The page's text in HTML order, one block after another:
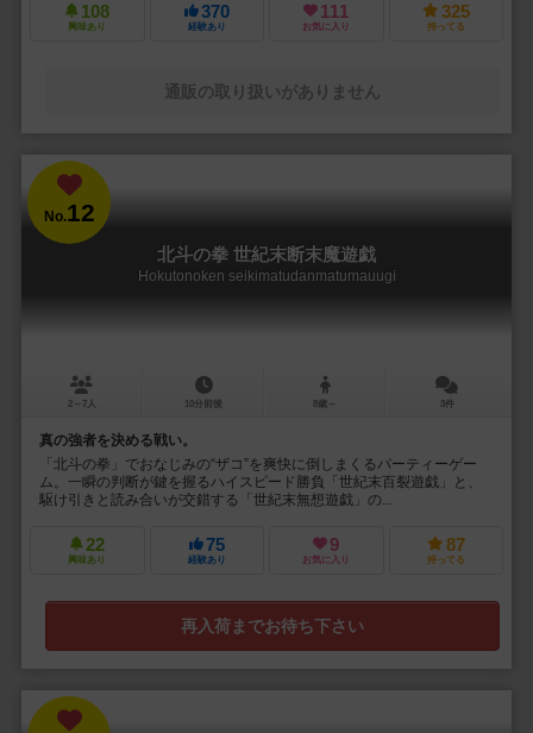
108
興味あり
370
経験あり
111
お気に入り
325
持ってる
通販の取り扱いがありません
No.12
北斗の拳 世紀末断末魔遊戯
Hokutonoken seikimatudanmatumauugi
2～7人 10分前後 8歳～ 3件
真の強者を決める戦い。
「北斗の拳」でおなじみの“ザコ”を爽快に倒しまくるパーティーゲー
ム。一瞬の判断が鍵を握るハイスピード勝負「世紀末百裂遊戯」と、
駆け引きと読み合いが交錯する「世紀末無想遊戯」の...
22
興味あり
75
経験あり
9
お気に入り
87
持ってる
再入荷までお待ち下さい